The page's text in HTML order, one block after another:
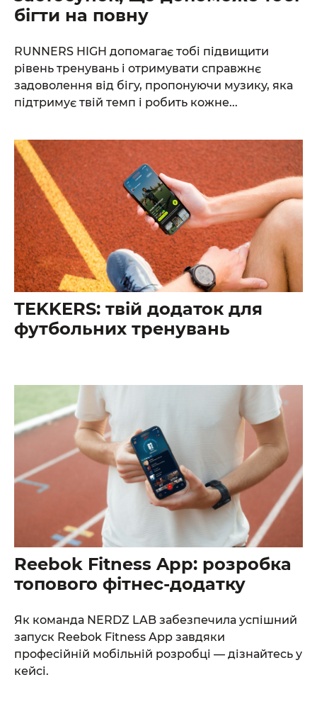
бігти на повну
RUNNERS HIGH допомагає тобі підвищити
рівень тренувань і отримувати справжнє
задоволення від бігу, пропонуючи музику, яка
підтримує твій темп і робить кожне...
TEKKERS: твій додаток для
футбольних тренувань
Reebok Fitness App: розробка
топового фітнес-додатку
Як команда NERDZ LAB забезпечила успішний
запуск Reebok Fitness App завдяки
професійній мобільній розробці — дізнайтесь у
кейсі.